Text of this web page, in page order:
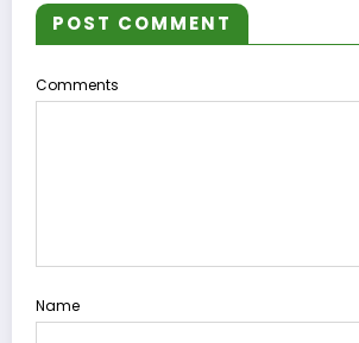
POST COMMENT
Comments
Name